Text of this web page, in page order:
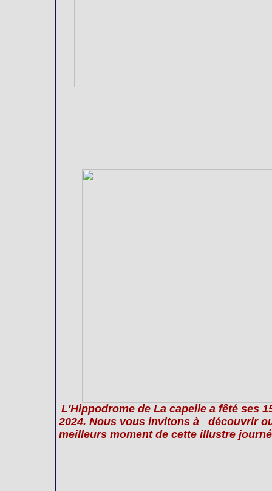
L'Hippodrome de La capelle a fêté ses
2024. Nous vous invitons à découvrir
meilleurs moment de cette illustre